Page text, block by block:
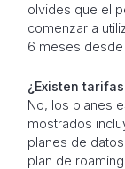
olvides que el
comenzar a
6 meses desde
¿Existen
No, los planes
mostrados
planes de
plan de